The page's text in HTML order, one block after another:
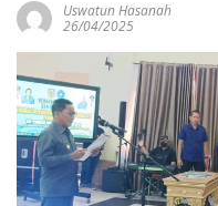
Uswatun Hasanah
26/04/2025